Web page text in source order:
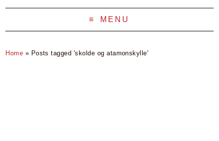
MENU
Home » Posts tagged 'skolde og atamonskylle'